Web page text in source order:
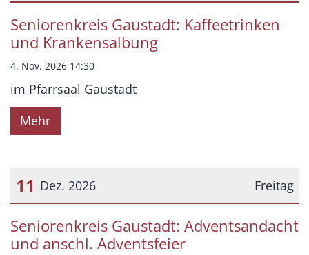
Datum: 4. November 2026
Seniorenkreis Gaustadt: Kaffeetrinken
und Krankensalbung
4. Nov. 2026 14:30
im Pfarrsaal Gaustadt
Mehr
Freitag
11 Dez. 2026
Datum: 11. Dezember 2026
Seniorenkreis Gaustadt: Adventsandacht
und anschl. Adventsfeier